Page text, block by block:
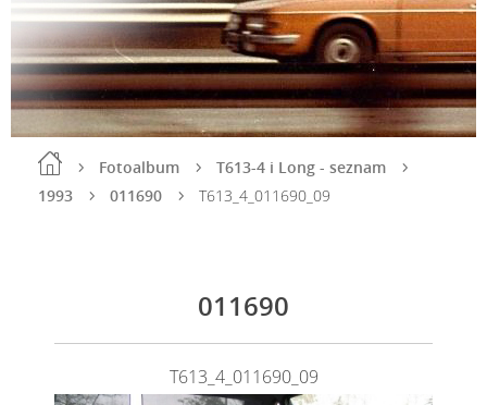
Fotoalbum
T613-4 i Long - seznam
1993
011690 T613_4_011690_09
011690
T613_4_011690_09